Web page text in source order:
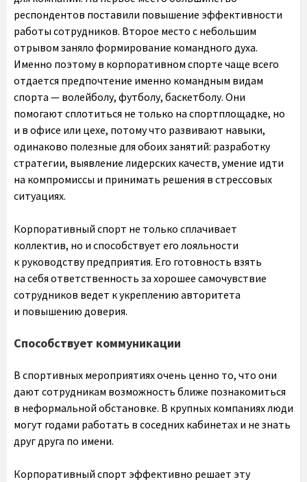
респондентов поставили повышение эффективности
работы сотрудников. Второе место с небольшим
отрывом заняло формирование командного духа.
Именно поэтому в корпоративном спорте чаще всего
отдается предпочтение именно командным видам
спорта — волейболу, футболу, баскетболу. Они
помогают сплотиться не только на спортплощадке, но
и в офисе или цехе, потому что развивают навыки,
одинаково полезные для обоих занятий: разработку
стратегии, выявление лидерских качеств, умение идти
на компромиссы и принимать решения в стрессовых
ситуациях.
Корпоративный спорт не только сплачивает
коллектив, но и способствует его лояльности
к руководству предприятия. Его готовность взять
на себя ответственность за хорошее самочувствие
сотрудников ведет к укреплению авторитета
и повышению доверия.
Способствует коммуникации
В спортивных мероприятиях очень ценно то, что они
дают сотрудникам возможность ближе познакомиться
в неформальной обстановке. В крупных компаниях люди
могут годами работать в соседних кабинетах и не знать
друг друга по имени.
Корпоративный спорт эффективно решает эту